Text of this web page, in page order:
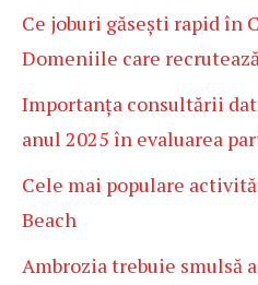
Ce joburi găsești rapid în
Domeniile care
Importanța consultării
anul 2025 în evaluarea
Cele mai populare
Beach
Ambrozia trebuie smulsă